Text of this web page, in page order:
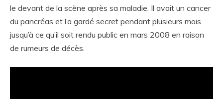
le devant de la scène après sa maladie. Il avait un cancer
du pancréas et l’a gardé secret pendant plusieurs mois
jusqu’à ce qu’il soit rendu public en mars 2008 en raison
de rumeurs de décès.